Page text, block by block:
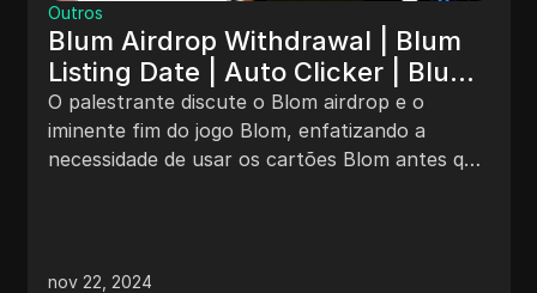
Outros
Blum Airdrop Withdrawal | Blum
Listing Date | Auto Clicker | Blum
Mining Claim Retirada do Airdrop
Blum | Data de Listagem da Blum
| Auto Clicker | Reivindicação de
O palestrante discute o Blom airdrop e o
iminente fim do jogo Blom, enfatizando a
necessidade de usar os cartões Blom antes que
Diamond completando tarefas e convidando
nov 22, 2024